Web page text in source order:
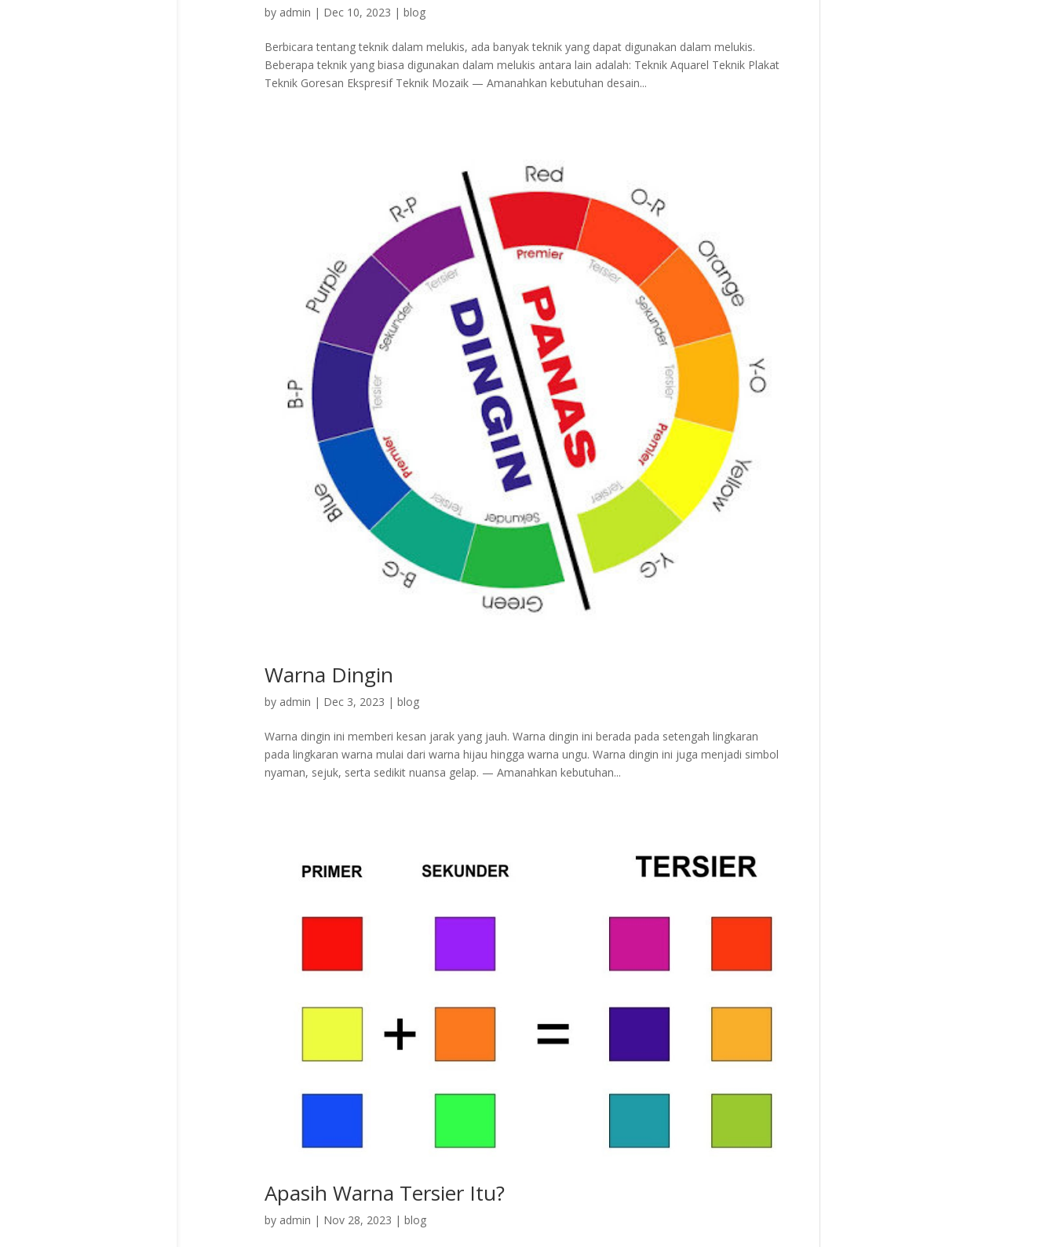
by admin | Dec 10, 2023 | blog
Berbicara tentang teknik dalam melukis, ada banyak teknik yang dapat digunakan dalam melukis.
Beberapa teknik yang biasa digunakan dalam melukis antara lain adalah: Teknik Aquarel Teknik Plakat
Teknik Goresan Ekspresif Teknik Mozaik — Amanahkan kebutuhan desain...
Warna Dingin
by admin | Dec 3, 2023 | blog
Warna dingin ini memberi kesan jarak yang jauh. Warna dingin ini berada pada setengah lingkaran
pada lingkaran warna mulai dari warna hijau hingga warna ungu. Warna dingin ini juga menjadi simbol
nyaman, sejuk, serta sedikit nuansa gelap. — Amanahkan kebutuhan...
Apasih Warna Tersier Itu?
by admin | Nov 28, 2023 | blog